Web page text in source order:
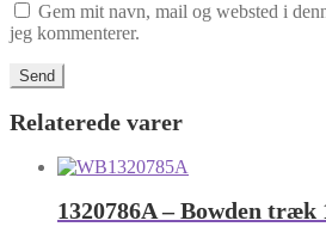
Gem mit navn, mail og websted i
jeg kommenterer.
Relaterede varer
1320786A – Bowden træk